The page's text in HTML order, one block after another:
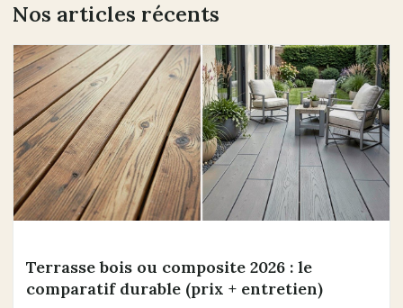
Nos articles récents
Terrasse bois ou composite 2026 : le
comparatif durable (prix + entretien)